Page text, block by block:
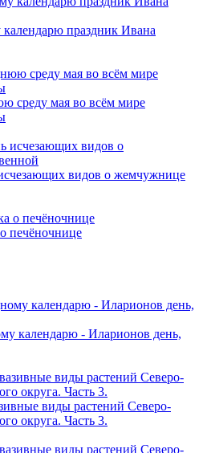
праздник Ивана
среду мая во всём мире
видов о жемчужнице
печёночнице
календарю - Иларионов день,
виды растений Северо-
округа. Часть 3.